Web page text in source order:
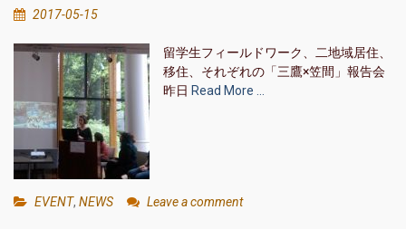
2017-05-15
留学生フィールドワーク、二地域居住、
移住、それぞれの「三鷹×笠間」報告会‬
昨日 Read More …
EVENT, NEWS Leave a comment